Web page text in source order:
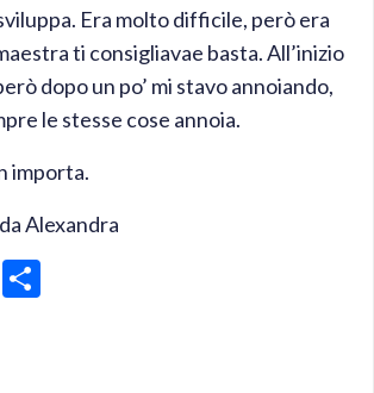
Era molto difficile, però era
ti consigliavae basta. All’inizio
dopo un po’ mi stavo annoiando,
le stesse cose annoia.
importa.
Alexandra
Email